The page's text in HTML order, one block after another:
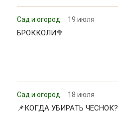
Сад и огород 19 июля
БРОККОЛИ🥦
Сад и огород 18 июля
📌КОГДА УБИРАТЬ ЧЕСНОК?